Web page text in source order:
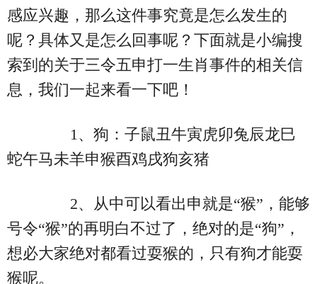
感应兴趣，那么这件事究竟是怎么发生的
呢？具体又是怎么回事呢？下面就是小编搜
索到的关于三令五申打一生肖事件的相关信
息，我们一起来看一下吧！
1、狗：子鼠丑牛寅虎卯兔辰龙巳
蛇午马未羊申猴酉鸡戌狗亥猪
2、从中可以看出申就是“猴”，能够
号令“猴”的再明白不过了，绝对的是“狗”，
想必大家绝对都看过耍猴的，只有狗才能耍
猴呢。